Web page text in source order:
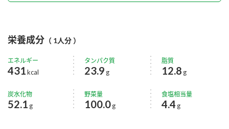
栄養成分 （ 1人分 ）
エネルギー
431kcal
タンパク質
23.9 g
脂質
12.8 g
炭水化物
52.1 g
野菜量
100.0g
食塩相当量
4.4 g